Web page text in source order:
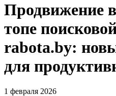
Продвижение
топе
rabota.by:
для
1 февраля 2026